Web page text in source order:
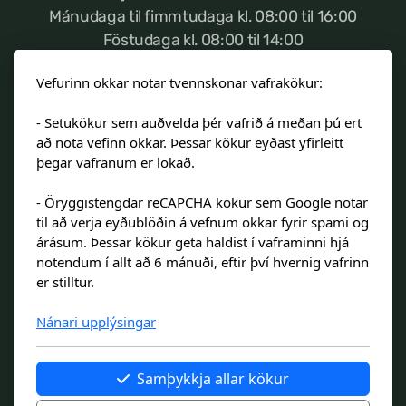
Mánudaga til fimmtudaga kl. 08:00 til 16:00
Föstudaga kl. 08:00 til 14:00
nemenda, vinsamlegast hafið samband við
admins@landakotsskoli.is
Túngata 15, 101 Reykjavík
Símanúmer:
510-8200
Símanúmer frístundar:
893-0772
In case of emergency regarding safety of
students please contact
admins@landakotsskoli.is
Vefurinn okkar notar tvennskonar vafrakökur:
- Setukökur sem auðvelda þér vafrið á meðan þú ert
að nota vefinn okkar. Þessar kökur eyðast yfirleitt
þegar vafranum er lokað.
- Öryggistengdar reCAPCHA kökur sem Google notar
til að verja eyðublöðin á vefnum okkar fyrir spami og
árásum. Þessar kökur geta haldist í vaframinni hjá
notendum í allt að 6 mánuði, eftir því hvernig vafrinn
er stilltur.
Nánari upplýsingar
Samþykkja allar kökur
Stjórnendateymi
Skólareglur
Starfsáætlun
Frístund
Upplýsingar um innritun
Skólagjöld
Námsmat
Læsi